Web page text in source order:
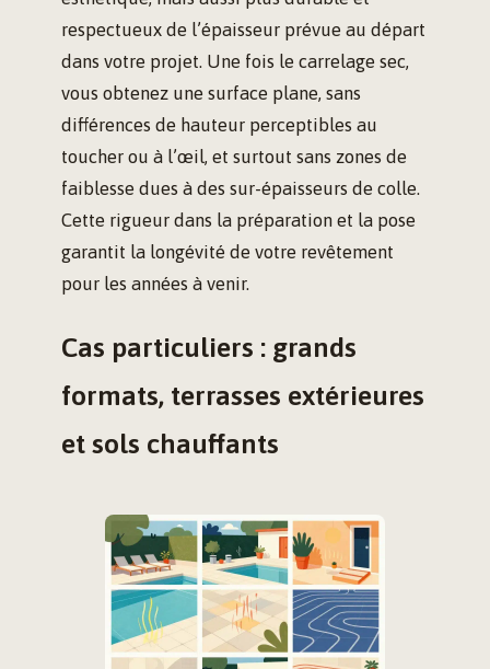
respectueux de l’épaisseur prévue au départ
dans votre projet. Une fois le carrelage sec,
vous obtenez une surface plane, sans
différences de hauteur perceptibles au
toucher ou à l’œil, et surtout sans zones de
faiblesse dues à des sur-épaisseurs de colle.
Cette rigueur dans la préparation et la pose
garantit la longévité de votre revêtement
pour les années à venir.
Cas particuliers : grands
formats, terrasses extérieures
et sols chauffants